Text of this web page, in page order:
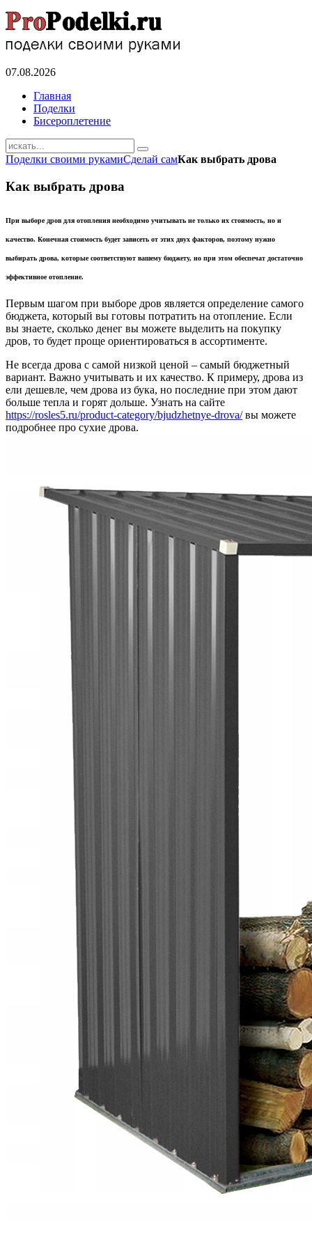
07.08.2026
Главная
Поделки
Бисероплетение
Поделки своими рукамиСделай самКак выбрать дрова
Как выбрать дрова
При выборе дров для отопления необходимо учитывать не только их стоимость, но и
качество. Конечная стоимость будет зависеть от этих двух факторов, поэтому нужно
выбирать дрова, которые соответствуют вашему бюджету, но при этом обеспечат достаточно
эффективное отопление.
Первым шагом при выборе дров является определение самого
бюджета, который вы готовы потратить на отопление. Если
вы знаете, сколько денег вы можете выделить на покупку
дров, то будет проще ориентироваться в ассортименте.
Не всегда дрова с самой низкой ценой – самый бюджетный
вариант. Важно учитывать и их качество. К примеру, дрова из
ели дешевле, чем дрова из бука, но последние при этом дают
больше тепла и горят дольше. Узнать на сайте
https://rosles5.ru/product-category/bjudzhetnye-drova/вы можете
подробнее про сухие дрова.